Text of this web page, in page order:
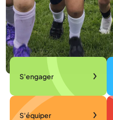
S'engager
S'équiper